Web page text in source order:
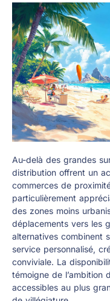
Au-delà des grandes
distribution offrent un
commerces de
particulièrement
des zones moins
déplacements vers les
alternatives combinent
service personnalisé,
conviviale. La
témoigne de l’ambition
accessibles au plus